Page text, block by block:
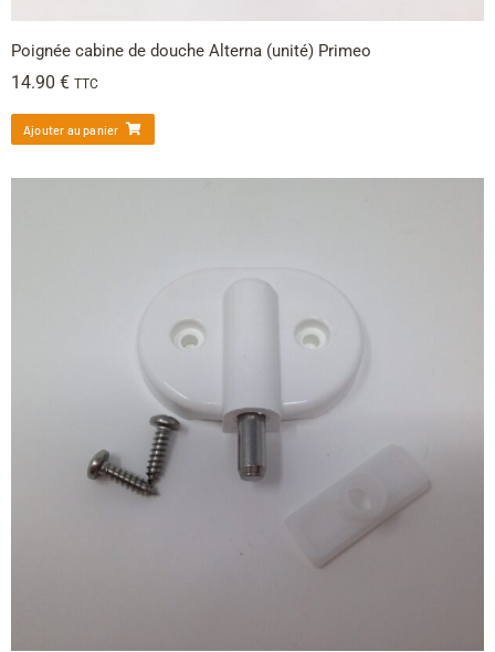
Poignée cabine de douche Alterna (unité) Primeo
14.90 € TTC
Ajouter au panier